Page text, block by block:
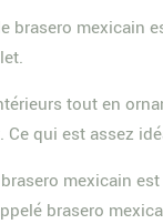
brasero mexicain
tout en
Ce qui est assez
mexicain
brasero